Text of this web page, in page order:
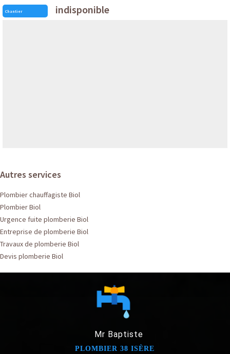
Chantier indisponible
Autres services
Plombier chauffagiste Biol
Plombier Biol
Urgence fuite plomberie Biol
Entreprise de plomberie Biol
Travaux de plomberie Biol
Devis plomberie Biol
Mr Baptiste
PLOMBIER 38 ISÈRE